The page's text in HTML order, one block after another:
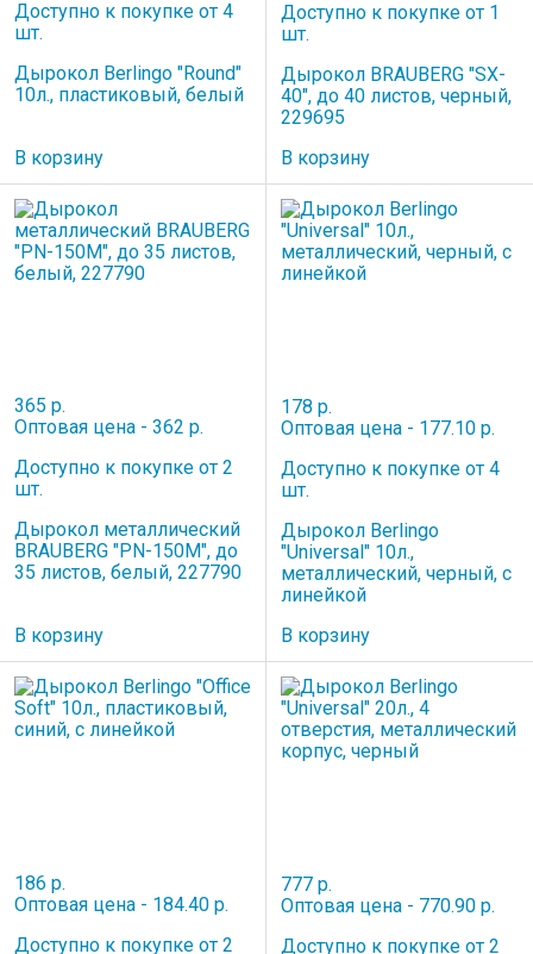
Доступно к покупке от 4
шт.
Дырокол Berlingo "Round"
10л., пластиковый, белый
В корзину
Доступно к покупке от 1
шт.
Дырокол BRAUBERG "SX-
40", до 40 листов, черный,
229695
В корзину
365 р.
Оптовая цена - 362 р.
Доступно к покупке от 2
шт.
Дырокол металлический
BRAUBERG "PN-150M", до
35 листов, белый, 227790
В корзину
178 р.
Оптовая цена - 177.10 р.
Доступно к покупке от 4
шт.
Дырокол Berlingo
"Universal" 10л.,
металлический, черный, с
линейкой
В корзину
186 р.
Оптовая цена - 184.40 р.
Доступно к покупке от 2
777 р.
Оптовая цена - 770.90 р.
Доступно к покупке от 2